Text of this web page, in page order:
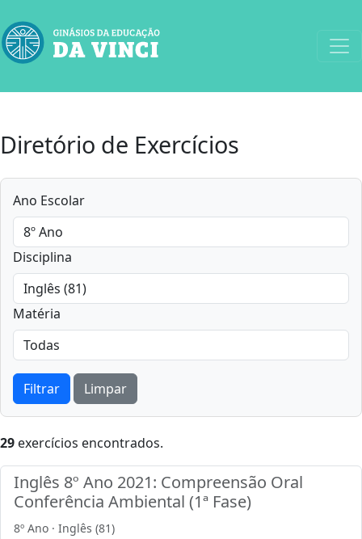
Diretório de Exercícios
Ano Escolar
Disciplina
Matéria
Filtrar Limpar
29 exercícios encontrados.
Inglês 8º Ano 2021: Compreensão Oral
Conferência Ambiental (1ª Fase)
8º Ano · Inglês (81)